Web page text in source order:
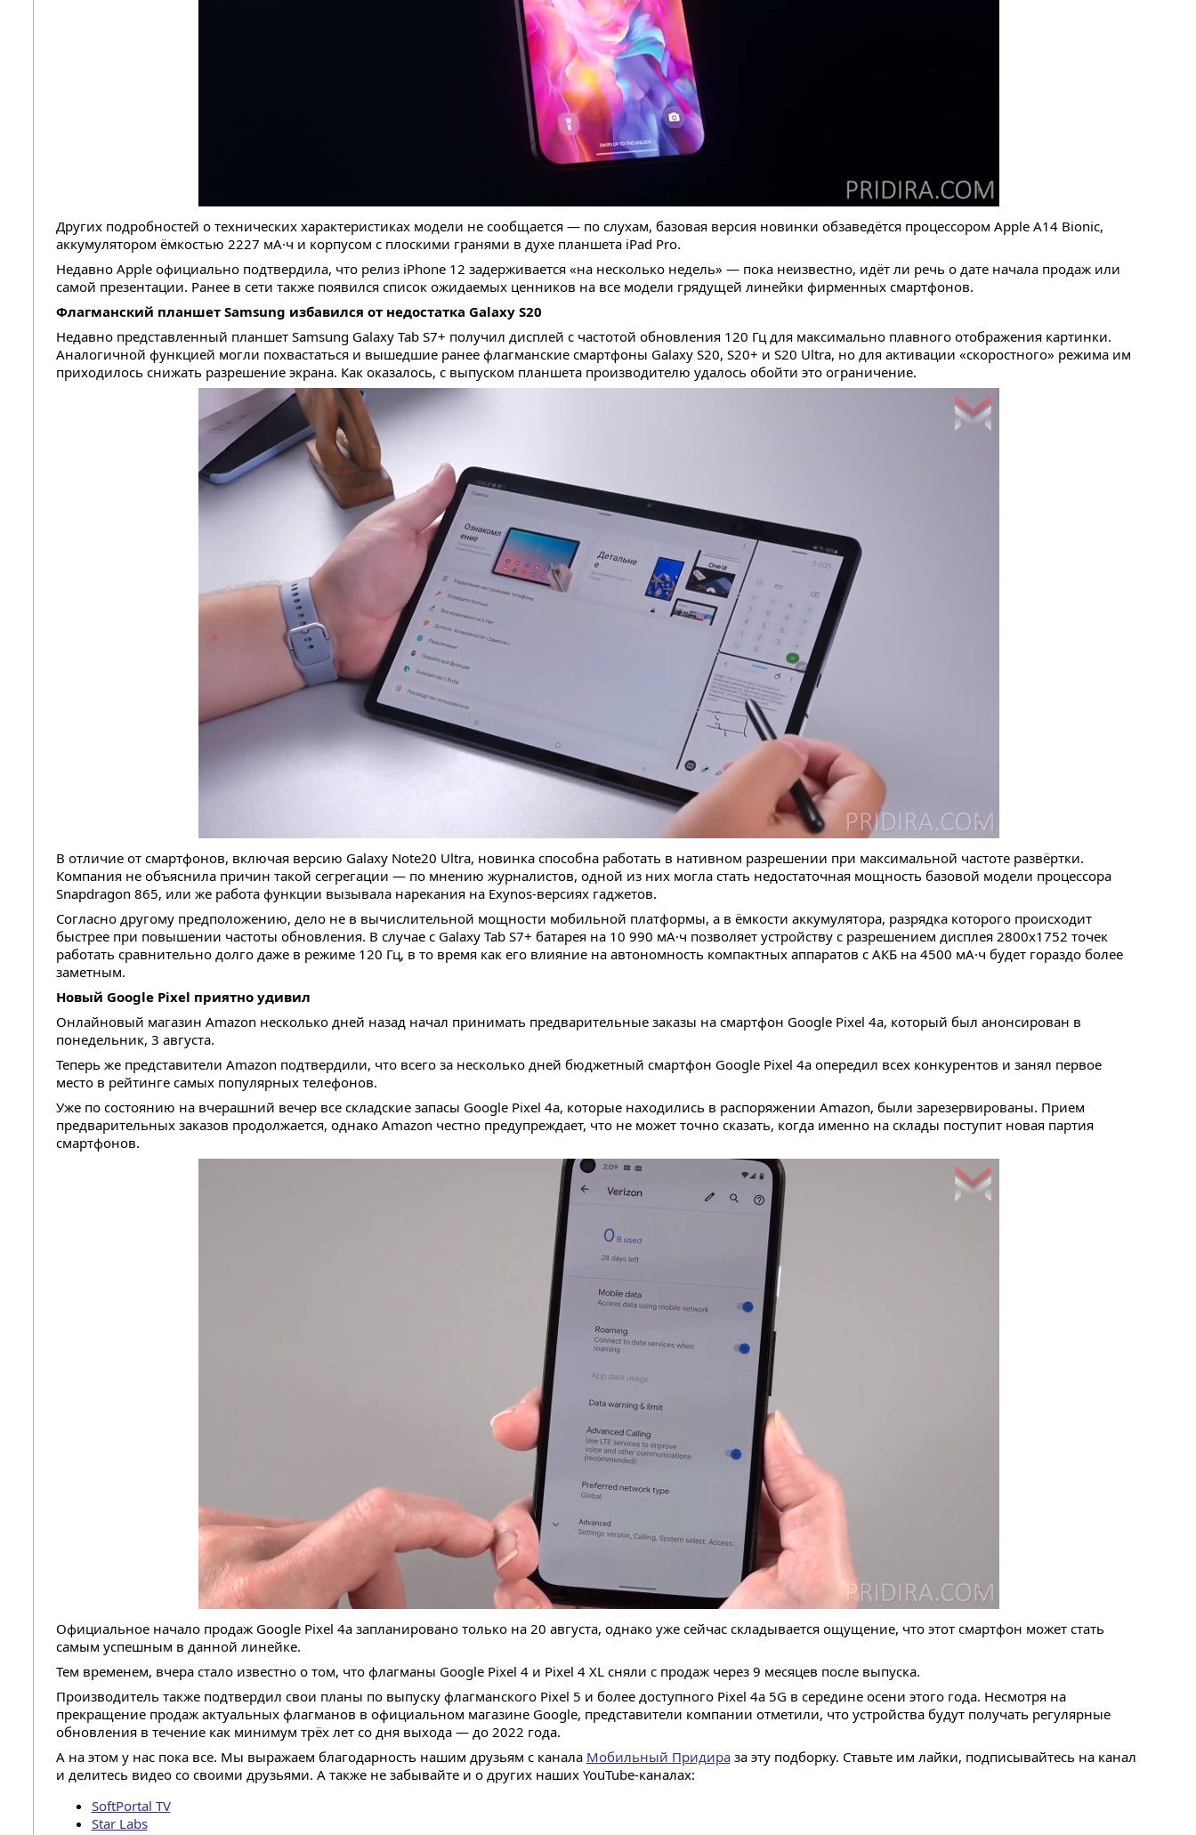
Других подробностей о технических характеристиках модели не сообщается — по слухам, базовая версия новинки обзаведётся процессором Apple A14 Bionic,
аккумулятором ёмкостью 2227 мА·ч и корпусом с плоскими гранями в духе планшета iPad Pro.
Недавно Apple официально подтвердила, что релиз iPhone 12 задерживается «на несколько недель» — пока неизвестно, идёт ли речь о дате начала продаж или
самой презентации. Ранее в сети также появился список ожидаемых ценников на все модели грядущей линейки фирменных смартфонов.
Флагманский планшет Samsung избавился от недостатка Galaxy S20
Недавно представленный планшет Samsung Galaxy Tab S7+ получил дисплей с частотой обновления 120 Гц для максимально плавного отображения картинки.
Аналогичной функцией могли похвастаться и вышедшие ранее флагманские смартфоны Galaxy S20, S20+ и S20 Ultra, но для активации «скоростного» режима им
приходилось снижать разрешение экрана. Как оказалось, с выпуском планшета производителю удалось обойти это ограничение.
В отличие от смартфонов, включая версию Galaxy Note20 Ultra, новинка способна работать в нативном разрешении при максимальной частоте развёртки.
Компания не объяснила причин такой сегрегации — по мнению журналистов, одной из них могла стать недостаточная мощность базовой модели процессора
Snapdragon 865, или же работа функции вызывала нарекания на Exynos-версиях гаджетов.
Согласно другому предположению, дело не в вычислительной мощности мобильной платформы, а в ёмкости аккумулятора, разрядка которого происходит
быстрее при повышении частоты обновления. В случае с Galaxy Tab S7+ батарея на 10 990 мА·ч позволяет устройству с разрешением дисплея 2800x1752 точек
работать сравнительно долго даже в режиме 120 Гц, в то время как его влияние на автономность компактных аппаратов с АКБ на 4500 мА·ч будет гораздо более
заметным.
Новый Google Pixel приятно удивил
Онлайновый магазин Amazon несколько дней назад начал принимать предварительные заказы на смартфон Google Pixel 4a, который был анонсирован в
понедельник, 3 августа.
Теперь же представители Amazon подтвердили, что всего за несколько дней бюджетный смартфон Google Pixel 4a опередил всех конкурентов и занял первое
место в рейтинге самых популярных телефонов.
Уже по состоянию на вчерашний вечер все складские запасы Google Pixel 4a, которые находились в распоряжении Amazon, были зарезервированы. Прием
предварительных заказов продолжается, однако Amazon честно предупреждает, что не может точно сказать, когда именно на склады поступит новая партия
смартфонов.
Официальное начало продаж Google Pixel 4a запланировано только на 20 августа, однако уже сейчас складывается ощущение, что этот смартфон может стать
самым успешным в данной линейке.
Тем временем, вчера стало известно о том, что флагманы Google Pixel 4 и Pixel 4 XL сняли с продаж через 9 месяцев после выпуска.
Производитель также подтвердил свои планы по выпуску флагманского Pixel 5 и более доступного Pixel 4a 5G в середине осени этого года. Несмотря на
прекращение продаж актуальных флагманов в официальном магазине Google, представители компании отметили, что устройства будут получать регулярные
обновления в течение как минимум трёх лет со дня выхода — до 2022 года.
А на этом у нас пока все. Мы выражаем благодарность нашим друзьям с канала Мобильный Придираза эту подборку. Ставьте им лайки, подписывайтесь на канал
и делитесь видео со своими друзьями. А также не забывайте и о других наших YouTube-каналах:
SoftPortal TV
Star Labs